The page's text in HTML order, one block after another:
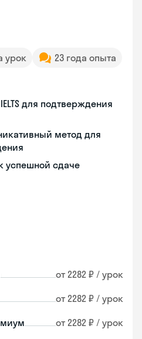
урок
23 года опыта
для подтверждения
метод для
успешной сдаче
от 2282 ₽ / урок
от 2282 ₽ / урок
от 2282 ₽ / урок